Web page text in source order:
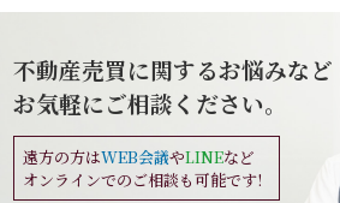
不動産売買に関するお悩みなど
お気軽にご相談ください。
遠方の方はWEB会議やLINEなど
オンラインでのご相談も可能です!